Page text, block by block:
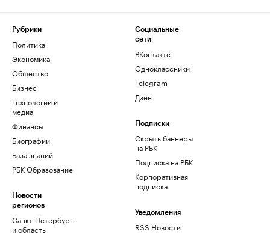
Рубрики
Политика
Экономика
Общество
Бизнес
Технологии и
медиа
Финансы
Биографии
База знаний
РБК Образование
Новости
регионов
Санкт-Петербург
и область
Социальные
сети
ВКонтакте
Одноклассники
Telegram
Дзен
Подписки
Скрыть баннеры
на РБК
Подписка на РБК
Корпоративная
подписка
Уведомления
RSS Новости